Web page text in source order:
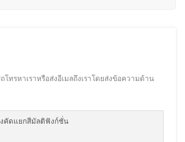
ทรหาเราหรือส่งอีเมลถึงเราโดยส่งข้อความด้าน
งคัดแยกสีมัลติฟังก์ชั่น